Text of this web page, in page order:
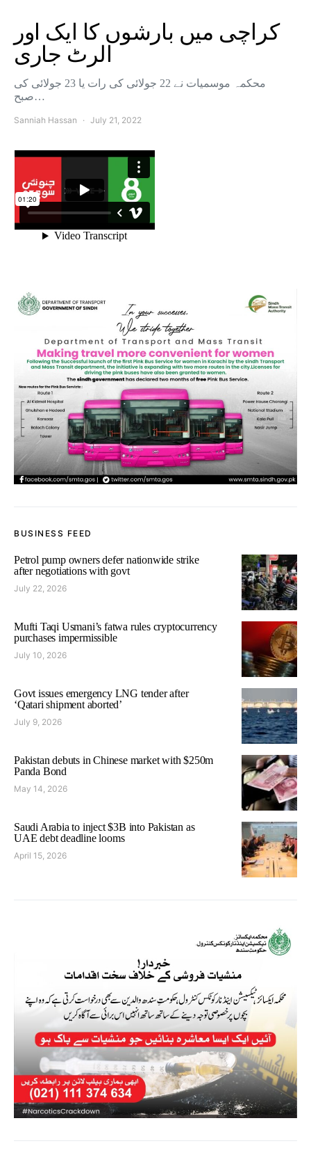
کراچی میں بارشوں کا ایک اور
الرٹ جاری
محکمہ موسمیات نے 22 جولائی کی رات یا 23 جولائی کی
صبح…
Sanniah Hassan July 21, 2022
BUSINESS FEED
Petrol pump owners defer nationwide strike
after negotiations with govt
July 22, 2026
Mufti Taqi Usmani’s fatwa rules cryptocurrency
purchases impermissible
July 10, 2026
Govt issues emergency LNG tender after
‘Qatari shipment aborted’
July 9, 2026
Pakistan debuts in Chinese market with $250m
Panda Bond
May 14, 2026
Saudi Arabia to inject $3B into Pakistan as
UAE debt deadline looms
April 15, 2026